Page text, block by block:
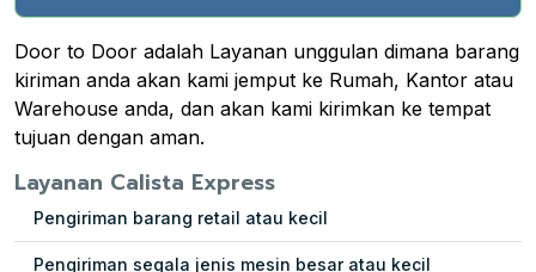
Door to Door adalah Layanan unggulan dimana barang
kiriman anda akan kami jemput ke Rumah, Kantor atau
Warehouse anda, dan akan kami kirimkan ke tempat
tujuan dengan aman.
Layanan Calista Express
Pengiriman barang retail atau kecil
Pengiriman segala jenis mesin besar atau kecil